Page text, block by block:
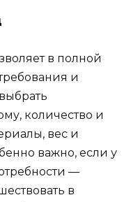
в полной
и
количество и
вес и
важно, если у
—
в